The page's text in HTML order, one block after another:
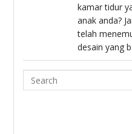
kamar tidur
anak anda?
telah
desain yang
Search